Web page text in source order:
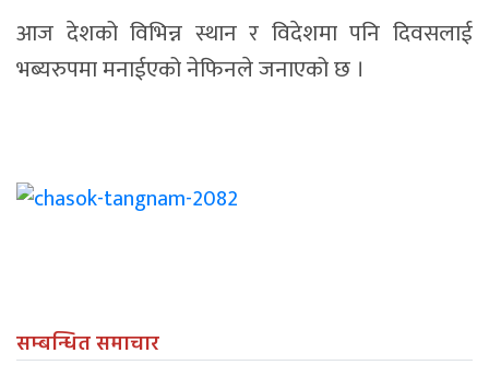
आज देशको विभिन्न स्थान र विदेशमा पनि दिवसलाई
भब्यरुपमा मनाईएको नेफिनले जनाएको छ ।
सम्बन्धित समाचार